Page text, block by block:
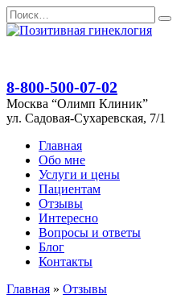
Перейти
к
Search
for:
8-800-500-07-02
Москва “Олимп Клиник”
ул. Садовая-Сухаревская, 7/1
Главная
Обо мне
Услуги и цены
Пациентам
Отзывы
Интересно
Вопросы и ответы
Блог
Контакты
Главная » Отзывы